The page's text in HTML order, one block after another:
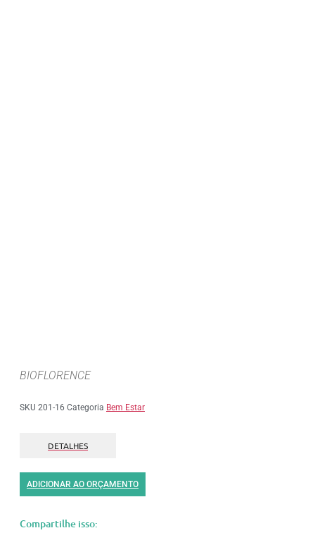
BIOFLORENCE
SKU 201-16 Categoria Bem Estar
DETALHES
ADICIONAR AO ORÇAMENTO
Compartilhe isso: